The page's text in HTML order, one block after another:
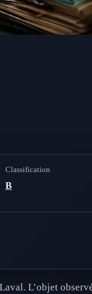
Classification
B
L’objet